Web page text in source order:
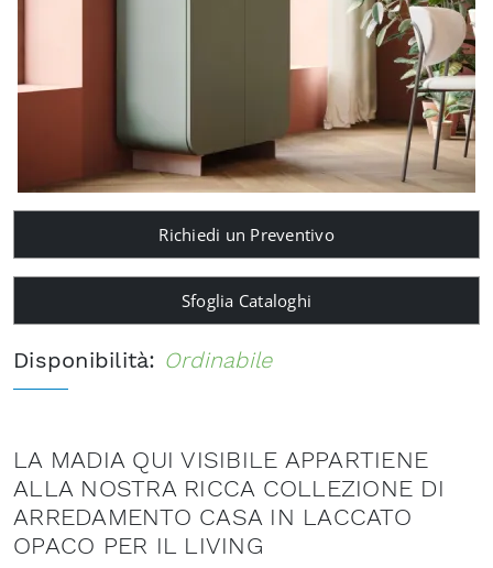
Richiedi un Preventivo
Sfoglia Cataloghi
Disponibilità: Ordinabile
LA MADIA QUI VISIBILE APPARTIENE
ALLA NOSTRA RICCA COLLEZIONE DI
ARREDAMENTO CASA IN LACCATO
OPACO PER IL LIVING